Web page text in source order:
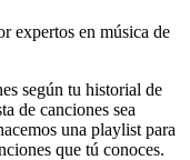
expertos en música de
según tu historial de
de canciones sea
una playlist para
que tú conoces.